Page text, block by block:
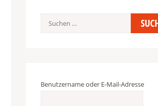
Suchen
Benutzername oder E-Mail-Adresse